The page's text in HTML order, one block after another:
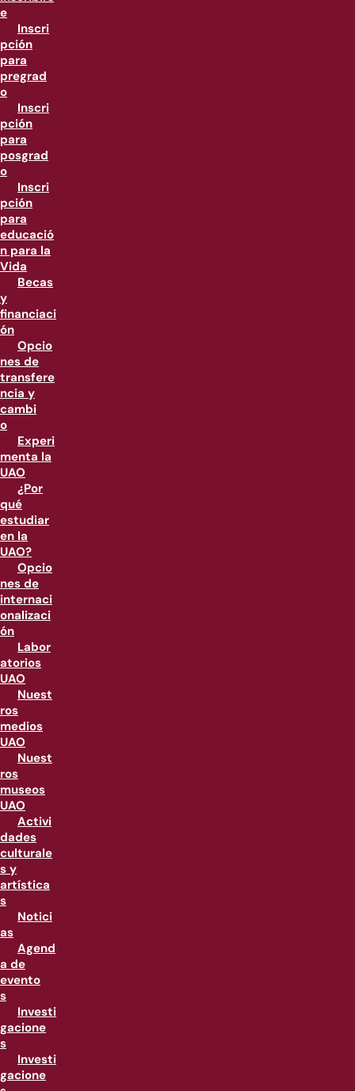
e
Inscri
pción
para
pregrad
o
Inscri
pción
para
posgrad
o
Inscri
pción
para
educació
n para la
Vida
Becas
y
financiaci
ón
Opcio
nes de
transfere
ncia y
cambi
o
Experi
menta la
UAO
¿Por
qué
estudiar
en la
UAO?
Opcio
nes de
internaci
onalizaci
ón
Labor
atorios
UAO
Nuest
ros
medios
UAO
Nuest
ros
museos
UAO
Activi
dades
culturale
s y
artística
s
Notici
as
Agend
a de
evento
s
Investi
gacione
s
Investi
gacione